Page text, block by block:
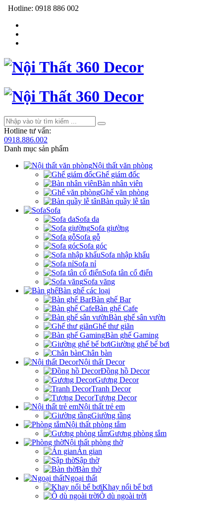
Hotline: 0918 886 002
Hotline tư vấn:
0918.886.002
Danh mục sản phẩm
Nội thất văn phòng
Ghế giám đốc
Bàn nhân viên
Ghế văn phòng
Bàn quầy lễ tân
Sofa
Sofa da
Sofa giường
Sofa gỗ
Sofa góc
Sofa nhập khẩu
Sofa nỉ
Sofa tân cổ điển
Sofa văng
Bàn ghế các loại
Bàn ghế Bar
Bàn ghế Cafe
Bàn ghế sân vườn
Ghế thư giãn
Bàn ghế Gaming
Giường ghế bể bơi
Chân bàn
Nội thất Decor
Đồng hồ Decor
Gương Decor
Tranh Decor
Tượng Decor
Nội thất trẻ em
Giường tầng
Nội thất phòng tắm
Gương phòng tắm
Nội thất phòng thờ
Án gian
Sập thờ
Bàn thờ
Ngoại thất
Khay nổi bể bơi
Ô dù ngoài trời